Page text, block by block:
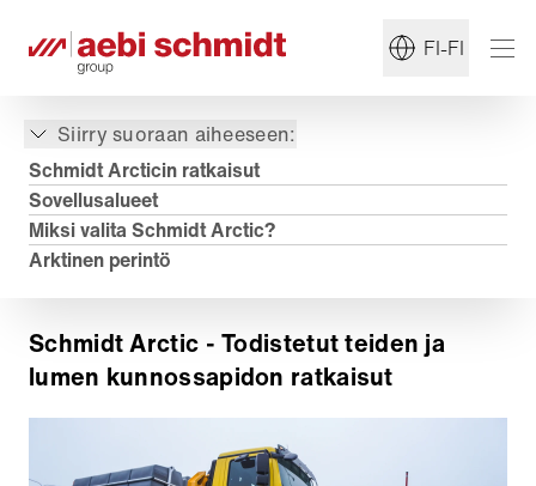
FI-FI
Siirry suoraan aiheeseen:
Schmidt Arcticin ratkaisut
Sovellusalueet
Miksi valita Schmidt Arctic?
Arktinen perintö
Schmidt Arctic - Todistetut teiden ja
lumen kunnossapidon ratkaisut